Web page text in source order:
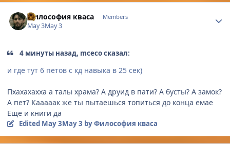
Философия кваса Members
May 3May 3
4 минуты назад, mceco сказал:
и где тут 6 петов с кд навыка в 25 сек)
Пхахахахха а талы храма? А друид в пати? А бусты? А замок?
А пет? Кааааак же ты пытаешься топиться до конца емае
Еще и книги да
Edited May 3May 3 by Философия кваса